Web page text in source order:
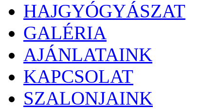
HAJGYÓGYÁSZAT
GALÉRIA
AJÁNLATAINK
KAPCSOLAT
SZALONJAINK